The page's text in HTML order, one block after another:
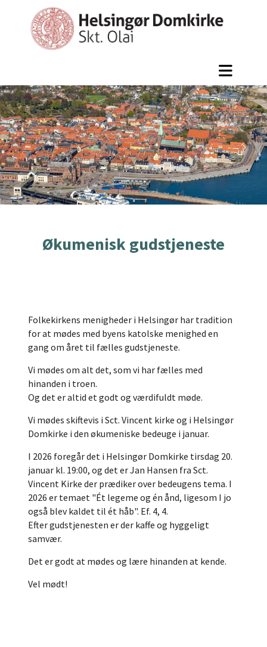
Økumenisk gudstjeneste
Folkekirkens menigheder i Helsingør har tradition
for at mødes med byens katolske menighed en
gang om året til fælles gudstjeneste.
Vi mødes om alt det, som vi har fælles med
hinanden i troen.
Og det er altid et godt og værdifuldt møde.
Vi mødes skiftevis i Sct. Vincent kirke og i Helsingør
Domkirke i den økumeniske bedeuge i januar.
I 2026 foregår det i Helsingør Domkirke tirsdag 20.
januar kl. 19:00, og det er Jan Hansen fra Sct.
Vincent Kirke der prædiker over bedeugens tema. I
2026 er temaet "Ét legeme og én ånd, ligesom I jo
også blev kaldet til ét håb". Ef. 4, 4.
Efter gudstjenesten er der kaffe og hyggeligt
samvær.
Det er godt at mødes og lære hinanden at kende.
Vel mødt!